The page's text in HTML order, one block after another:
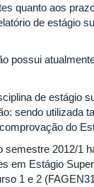
quanto aos
de estágio
possui
de estágio
sendo utilizada
do
semestre 2012/1
em Estágio
1 e 2